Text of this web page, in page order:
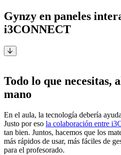
Gynzy en paneles
i3CONNECT
Todo lo que necesitas,
mano
En el aula, la tecnología debería
Justo por eso la colaboración entre
tan bien. Juntos, hacemos que los
más rápidos de usar, más fáciles de
para el profesorado.